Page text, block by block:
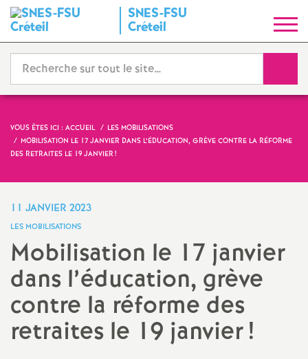
SNES-FSU
Créteil
y
n
d
t
N
a
VOUS ÊTES ICI : ACCUEIL
LES MOBILISATIONS
MOBILISATION LE 17 JANVIER DANS L’ÉDUCATION, GRÈVE CONTRE LA RÉFORME
DES RETRAITES LE 19 JANVIER !
11 JANVIER 2023
LES MOBILISATIONS
Mobilisation le 17 janvier
dans l’éducation, grève
contre la réforme des
retraites le 19 janvier!